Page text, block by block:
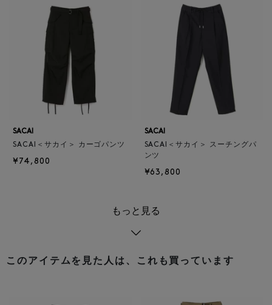
SACAI
SACAI＜サカイ＞ カーゴパンツ
¥74,800
SACAI
SACAI＜サカイ＞ スーチングパ
ンツ
¥63,800
もっと見る
このアイテムを見た人は、これも買っています